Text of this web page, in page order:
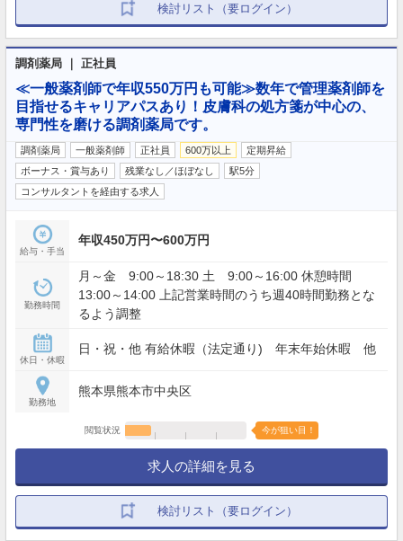
検討リスト（要ログイン）
調剤薬局 ｜ 正社員
≪一般薬剤師で年収550万円も可能≫数年で管理薬剤師を
目指せるキャリアパスあり！皮膚科の処方箋が中心の、
専門性を磨ける調剤薬局です。
調剤薬局 一般薬剤師 正社員 600万以上
定期昇給
ボーナス・賞与あり
残業なし／ほぼなし
駅5分
コンサルタントを経由する求人
給与・手当
年収450万円〜600万円
勤務時間
月～金 9:00～18:30 土 9:00～16:00 休憩時間
13:00～14:00 上記営業時間のうち週40時間勤務とな
るよう調整
休日・休暇
日・祝・他 有給休暇（法定通り) 年末年始休暇 他
勤務地
熊本県熊本市中央区
閲覧状況 今が狙い目！
求人の詳細を見る
検討リスト（要ログイン）